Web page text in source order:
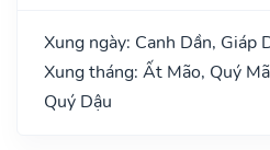
Xung ngày: Canh Dần, Giáp
Xung tháng: Ất Mão, Quý
Quý Dậu